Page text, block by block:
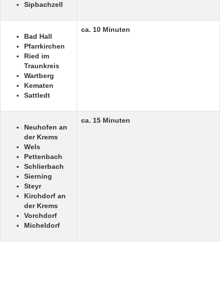
Sipbachzell
Bad Hall
Pfarrkirchen
Ried im
Traunkreis
Wartberg
Kematen
Sattledt
ca. 10 Minuten
Neuhofen an
der Krems
Wels
Pettenbach
Schlierbach
Sierning
Steyr
Kirchdorf an
der Krems
Vorchdorf
Micheldorf
ca. 15 Minuten